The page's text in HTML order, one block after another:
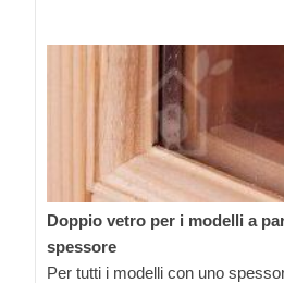
Doppio vetro per i modelli a
spessore
Per tutti i modelli con uno